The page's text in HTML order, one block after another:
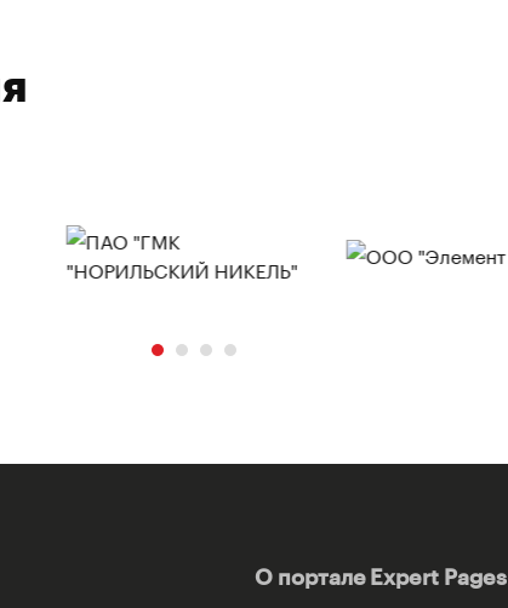
О портале Expert Pages